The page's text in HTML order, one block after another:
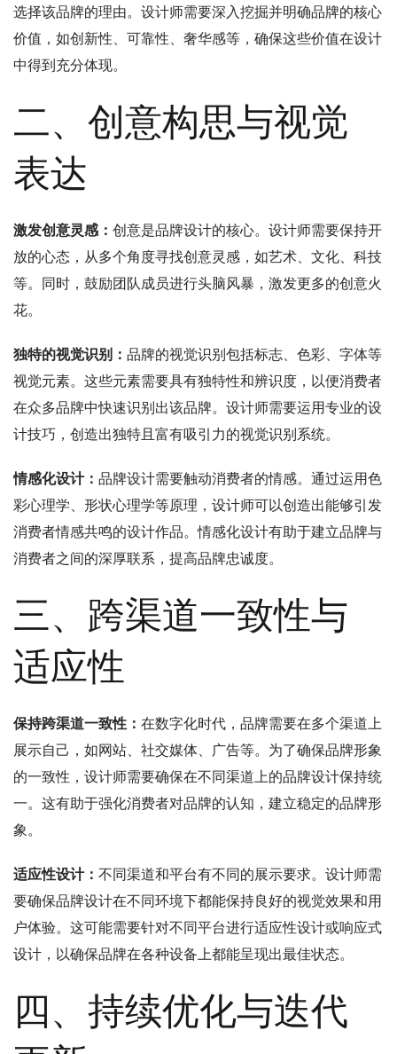
选择该品牌的理由。设计师需要深入挖掘并明确品牌的核心
价值，如创新性、可靠性、奢华感等，确保这些价值在设计
中得到充分体现。
二、创意构思与视觉
表达
激发创意灵感： 创意是品牌设计的核心。设计师需要保持开
放的心态，从多个角度寻找创意灵感，如艺术、文化、科技
等。同时，鼓励团队成员进行头脑风暴，激发更多的创意火
花。
独特的视觉识别： 品牌的视觉识别包括标志、色彩、字体等
视觉元素。这些元素需要具有独特性和辨识度，以便消费者
在众多品牌中快速识别出该品牌。设计师需要运用专业的设
计技巧，创造出独特且富有吸引力的视觉识别系统。
情感化设计： 品牌设计需要触动消费者的情感。通过运用色
彩心理学、形状心理学等原理，设计师可以创造出能够引发
消费者情感共鸣的设计作品。情感化设计有助于建立品牌与
消费者之间的深厚联系，提高品牌忠诚度。
三、跨渠道一致性与
适应性
保持跨渠道一致性： 在数字化时代，品牌需要在多个渠道上
展示自己，如网站、社交媒体、广告等。为了确保品牌形象
的一致性，设计师需要确保在不同渠道上的品牌设计保持统
一。这有助于强化消费者对品牌的认知，建立稳定的品牌形
象。
适应性设计： 不同渠道和平台有不同的展示要求。设计师需
要确保品牌设计在不同环境下都能保持良好的视觉效果和用
户体验。这可能需要针对不同平台进行适应性设计或响应式
设计，以确保品牌在各种设备上都能呈现出最佳状态。
四、持续优化与迭代